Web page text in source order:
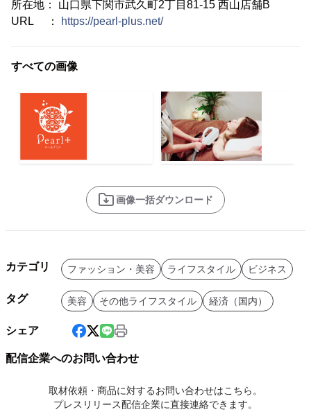
所在地： 山口県下関市武久町2丁目81-15 西山店舗B
URL ：
https://pearl-plus.net/
すべての画像
画像一括ダウンロード
カテゴリ ファッション・美容 ライフスタイル ビジネス
タグ 美容 その他ライフスタイル 経済（国内）
シェア
配信企業へのお問い合わせ
取材依頼・商品に対するお問い合わせはこちら。
プレスリリース配信企業に直接連絡できます。